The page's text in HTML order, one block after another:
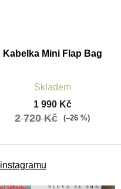
Kabelka Mini Flap Bag
Skladem
1 990 Kč
2 720 Kč (–26 %)
instagramu